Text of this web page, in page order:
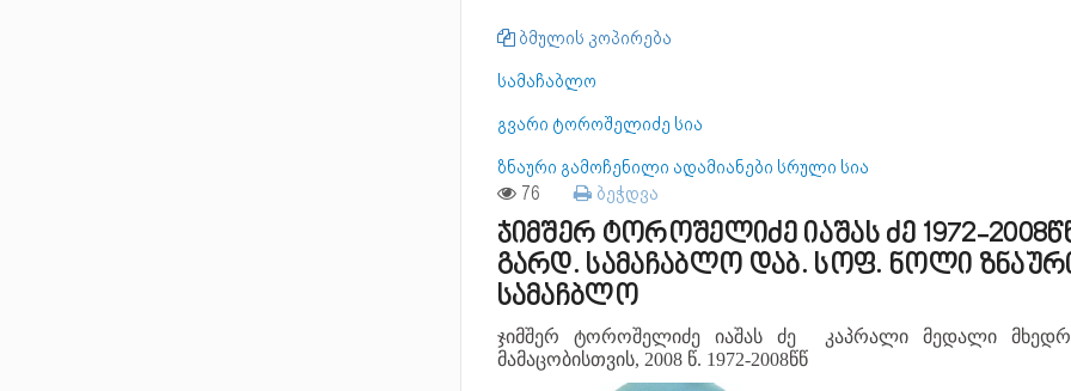
ბმულის კოპირება
სამაჩაბლო
გვარი ტოროშელიძე სია
ზნაური გამოჩენილი ადამიანები სრული სია
76 ბეჭდვა
ჯიმშერ ტოროშელიძე იაშას ძე 1972-
გარდ. სამაჩაბლო დაბ. სოფ. ნოლი
სამაჩბლო
ჯიმშერ ტოროშელიძე იაშას ძე კაპრალი მედალი
მამაცობისთვის, 2008 წ. 1972-2008წწ